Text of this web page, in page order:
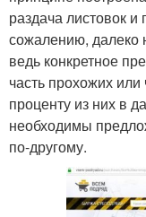
раздача листовок
сожалению, далеко
ведь конкретное
часть прохожих
проценту из них в
необходимы
по-другому.